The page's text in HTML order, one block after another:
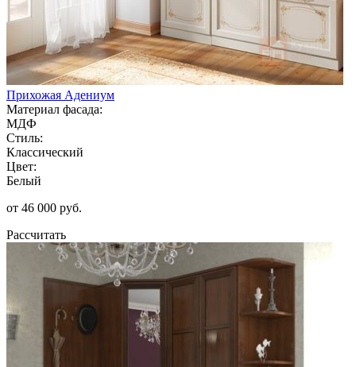
Прихожая Адениум
Материал фасада:
МДФ
Стиль:
Классический
Цвет:
Белый
от 46 000 руб.
Рассчитать